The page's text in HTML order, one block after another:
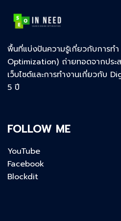
พื้นที่แบ่งปันความรู้เกี่ยวกับการท
Optimization) ถ่ายทอดจากปร
เว็บไซต์และการทำงานเกี่ยวกับ
5 ปี
FOLLOW ME
YouTube
Facebook
Blockdit